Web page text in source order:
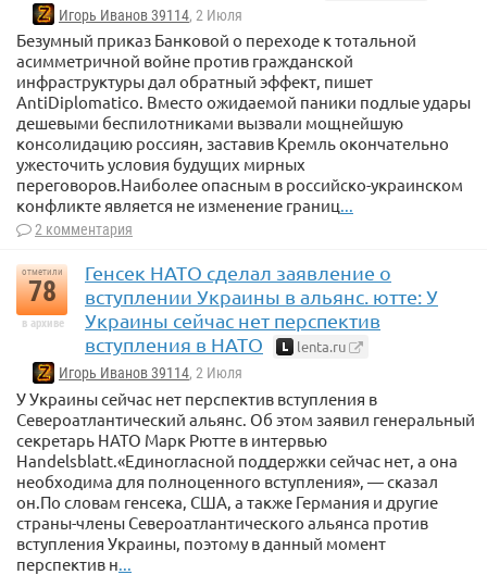
Игорь Иванов 39114, 2 Июля
Безумный приказ Банковой о переходе к тотальной
асимметричной войне против гражданской
инфраструктуры дал обратный эффект, пишет
AntiDiplomatico. Вместо ожидаемой паники подлые удары
дешевыми беспилотниками вызвали мощнейшую
консолидацию россиян, заставив Кремль окончательно
ужесточить условия будущих мирных
переговоров.Наиболее опасным в российско-украинском
конфликте является не изменение границ...
2 комментария
отметили
78
в архиве
Генсек НАТО сделал заявление о
вступлении Украины в альянс. ютте: У
Украины сейчас нет перспектив
вступления в НАТО
lenta.ru
Игорь Иванов 39114, 2 Июля
У Украины сейчас нет перспектив вступления в
Североатлантический альянс. Об этом заявил генеральный
секретарь НАТО Марк Рютте в интервью
Handelsblatt.«Единогласной поддержки сейчас нет, а она
необходима для полноценного вступления», — сказал
он.По словам генсека, США, а также Германия и другие
страны-члены Североатлантического альянса против
вступления Украины, поэтому в данный момент
перспектив н